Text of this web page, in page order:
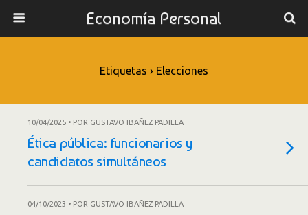
Economía Personal
Etiquetas › Elecciones
10/04/2025 • POR GUSTAVO IBAÑEZ PADILLA
Ética pública: funcionarios y
candidatos simultáneos
04/10/2023 • POR GUSTAVO IBAÑEZ PADILLA